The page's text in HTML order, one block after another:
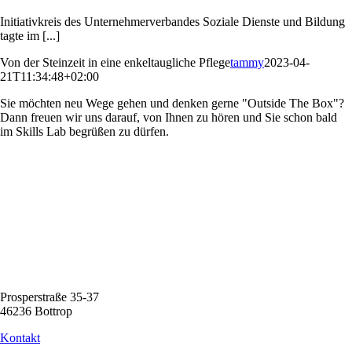
Initiativkreis des Unternehmerverbandes Soziale Dienste und Bildung
tagte im [...]
Von der Steinzeit in eine enkeltaugliche Pflegetammy2023-04-
21T11:34:48+02:00
Sie möchten neu Wege gehen und denken gerne "Outside The Box"?
Dann freuen wir uns darauf, von Ihnen zu hören und Sie schon bald
im Skills Lab begrüßen zu dürfen.
Prosperstraße 35-37
46236 Bottrop
Kontakt